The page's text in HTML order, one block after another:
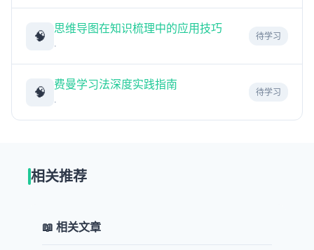
🧠
思维导图在知识梳理中的应用技巧
·
待学习
🧠
费曼学习法深度实践指南
·
待学习
相关推荐
📖 相关文章